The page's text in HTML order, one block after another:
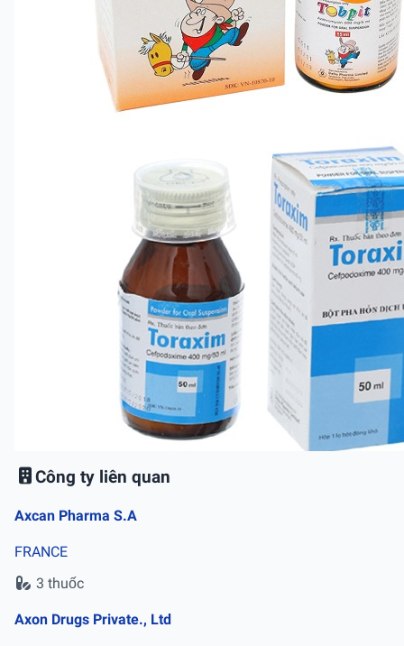
Công ty liên quan
Axcan Pharma S.A
FRANCE
3 thuốc
Axon Drugs Private., Ltd